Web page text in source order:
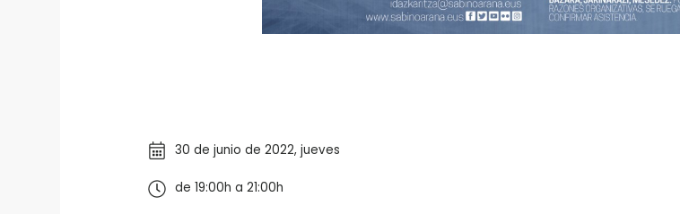
30 de junio de 2022, jueves
de 19:00h a 21:00h